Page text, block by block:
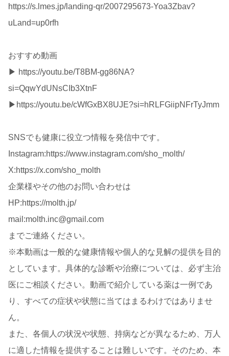
https://s.lmes.jp/landing-qr/2007295673-Yoa3Zbav?
uLand=up0rfh
おすすめ動画
▶︎ https://youtu.be/T8BM-gg86NA?
si=QqwYdUNsCIb3XtnF
▶︎https://youtu.be/cWfGxBX8UJE?si=hRLFGiipNFrTyJmm
SNSでも健康に役立つ情報を発信中です。
Instagram:https://www.instagram.com/sho_molth/
X:https://x.com/sho_molth
企業様やその他のお問い合わせは
HP:https://molth.jp/
mail:molth.inc@gmail.com
までご連絡ください。
※本動画は一般的な健康情報や個人的な見解の提供を目的
としています。具体的な診断や治療については、必ず主治
医にご相談ください。動画で紹介している薬は一例であ
り、すべての症状や状態に当てはまるわけではありませ
ん。
また、各個人の状況や状態、持病などが異なるため、万人
に適した情報を提供することは難しいです。そのため、本